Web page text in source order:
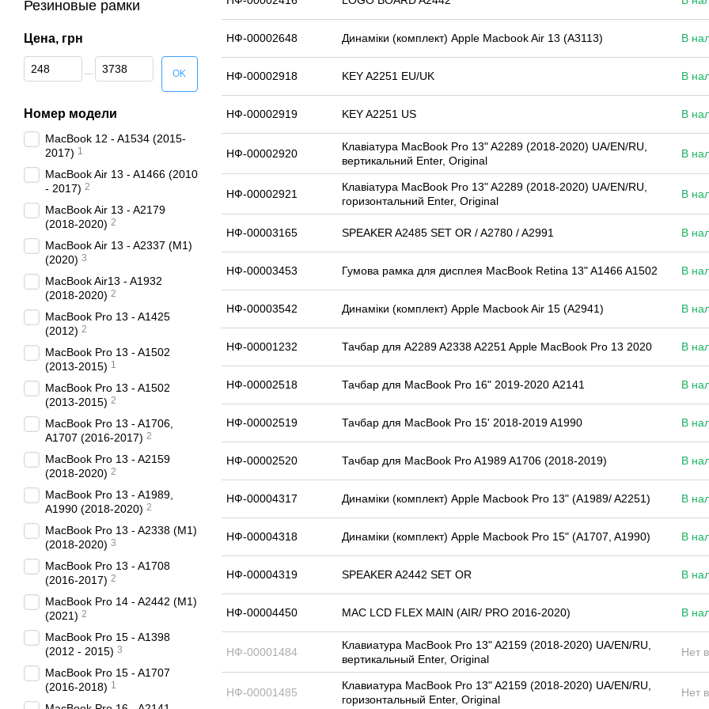
НФ-00002648 Динаміки (комплект) Apple Macbook Air 13 (A3113) В
НФ-00002918 KEY A2251 EU/UK В
НФ-00002919 KEY A2251 US В
НФ-00002920
Клавіатура MacBook Pro 13" A2289 (2018-2020) UA/EN/RU,
вертикальний Enter, Original
В
НФ-00002921
Клавіатура MacBook Pro 13" A2289 (2018-2020) UA/EN/RU,
горизонтальний Enter, Original
В
НФ-00003165 SPEAKER A2485 SET OR / A2780 / A2991 В
НФ-00003453 Гумова рамка для дисплея MacBook Retina 13" A1466 A1502 В
НФ-00003542 Динаміки (комплект) Apple Macbook Air 15 (A2941) В
НФ-00001232 Тачбар для A2289 A2338 A2251 Apple MacBook Pro 13 2020 В
НФ-00002518 Тачбар для MacBook Pro 16" 2019-2020 А2141 В
НФ-00002519 Тачбар для MacBook Pro 15' 2018-2019 A1990 В
НФ-00002520 Тачбар для MacBook Pro A1989 A1706 (2018-2019) В
НФ-00004317 Динаміки (комплект) Apple Macbook Pro 13" (A1989/ A2251) В
НФ-00004318 Динаміки (комплект) Apple Macbook Pro 15" (A1707, A1990) В
НФ-00004319 SPEAKER A2442 SET OR В
НФ-00004450 MAC LCD FLEX MAIN (AIR/ PRO 2016-2020) В
НФ-00001484
Клавиатура MacBook Pro 13" A2159 (2018-2020) UA/EN/RU,
вертикальный Enter, Original
Нет
НФ-00001485
Клавиатура MacBook Pro 13" A2159 (2018-2020) UA/EN/RU,
горизонтальный Enter, Original
Нет
Резиновые рамки
Цена, грн
От Цена, грн
До Цена, грн
OK
Номер модели
MacBook 12 - A1534 (2015-
2017) 1
MacBook Air 13 - A1466 (2010
- 2017) 2
MacBook Air 13 - A2179
(2018-2020) 2
MacBook Air 13 - A2337 (M1)
(2020) 3
MacBook Air13 - A1932
(2018-2020) 2
MacBook Pro 13 - A1425
(2012) 2
MacBook Pro 13 - A1502
(2013-2015) 1
MacBook Pro 13 - A1502
(2013-2015) 2
MacBook Pro 13 - A1706,
A1707 (2016-2017) 2
MacBook Pro 13 - A2159
(2018-2020) 2
MacBook Pro 13 - A1989,
A1990 (2018-2020) 2
MacBook Pro 13 - A2338 (M1)
(2018-2020) 3
MacBook Pro 13 - A1708
(2016-2017) 2
MacBook Pro 14 - A2442 (M1)
(2021) 2
MacBook Pro 15 - A1398
(2012 - 2015) 3
MacBook Pro 15 - A1707
(2016-2018) 1